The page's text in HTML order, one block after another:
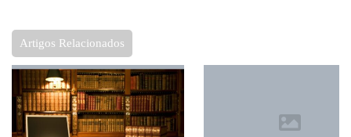
Artigos Relacionados